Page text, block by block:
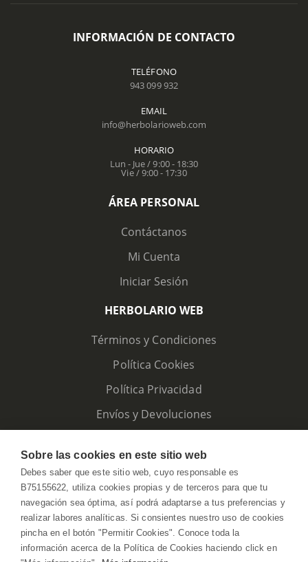
INFORMACIÓN DE CONTACTO
TELÉFONO
943 099 932
EMAIL
info@herbolarioweb.com
HORARIO
Lun - Jue / 9:00 - 18:30
Vie / 9:00 - 17:30
ÁREA PERSONAL
Contáctanos
Mi Cuenta
Iniciar Sesión
HERBOLARIO WEB
Términos y Condiciones
Política Cookies
Política Privacidad
Envíos y Devoluciones
Sobre las cookies en este sitio web
Debes saber que este sitio web, cuyo responsable es
B75155622, utiliza cookies propias y de terceros para que tu
navegación sea óptima, así podrá adaptarse a tus preferencias y
realizar labores analíticas. Si consientes nuestro uso de cookies
pincha en el botón "Permitir Cookies". Conoce toda la
información acerca de la Política de Cookies haciendo click en